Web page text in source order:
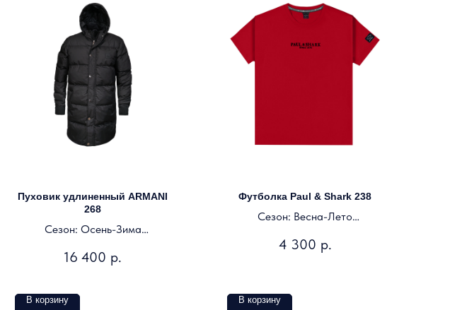
Пуховик удлиненный ARMANI
268
Сезон: Осень-Зима
16 400 р.
В корзину
Футболка Paul & Shark 238
Сезон: Весна-Лето
4 300 р.
В корзину